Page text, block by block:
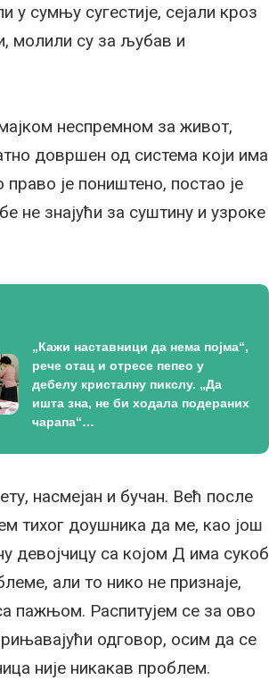
сумњу сугестије, сејали кроз
молили су за љубав и
неспремном за живот,
довршен од система који има
је поништено, постао је
не знајући за суштину и узроке
„Кажи наставници да нема појма“,
рече отац и отресе пепео у
дебелу кристалну пикслу. „Да
ишта зна, не би ходала подераних
чарапа“…
насмејан и бучан. Већ после
тихог доушника да ме, као још
девојчицу са којом Д има сукоб
али то нико не признаје,
пажњом. Распитујем се за ово
одговор, осим да се
није никакав проблем.